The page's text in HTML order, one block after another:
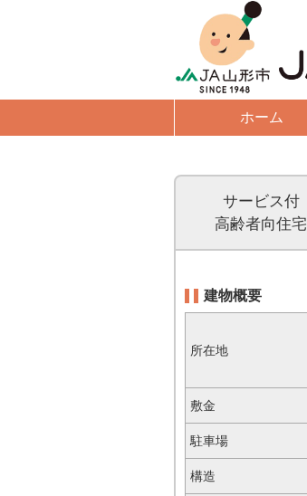
ホーム
サービス付
高齢者向住宅
建物概要
所在地
敷金
駐車場
構造